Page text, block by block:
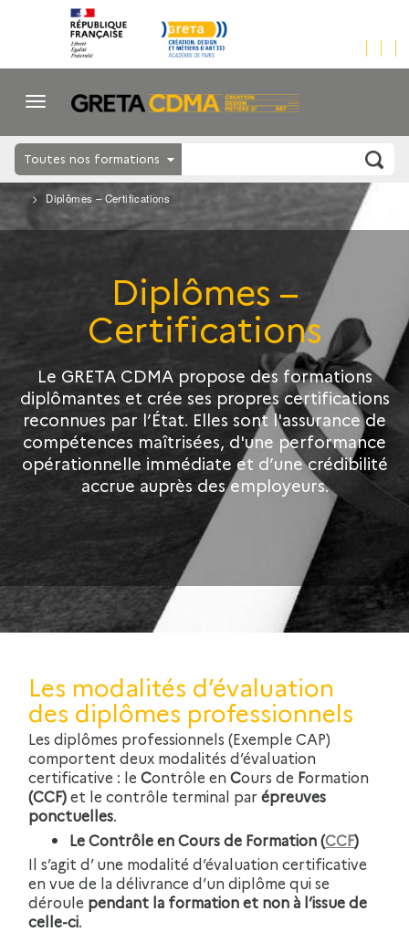
Toutes nos formations
Diplômes –
Certifications
Le GRETA CDMA propose des formations
diplômantes et crée ses propres certifications
reconnues par l’État. Elles sont l'assurance de
compétences maîtrisées, d'une performance
opérationnelle immédiate et d’une crédibilité
accrue auprès des employeurs.
Diplômes – Certifications
Les modalités d’évaluation
des diplômes professionnels
Les diplômes professionnels (Exemple CAP)
comportent deux modalités d’évaluation
certificative : leContrôle enCours de Formation
(CCF)et le contrôle terminal parépreuves
ponctuelles.
Le Contrôle en Cours de Formation (CCF)
Il s’agit d’ une modalité d’évaluation certificative
en vue de la délivrance d’un diplôme qui se
déroule pendant la formation et non à l’issue de
celle-ci.